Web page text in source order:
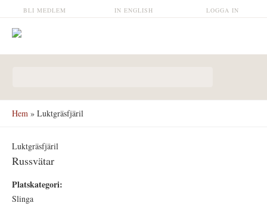
Hoppa till huvudinnehåll LOGGA IN
IN ENGLISH
BLI MEDLEM
Hem » Luktgräsfjäril
Luktgräsfjäril
Russvätar
Platskategori:
Slinga